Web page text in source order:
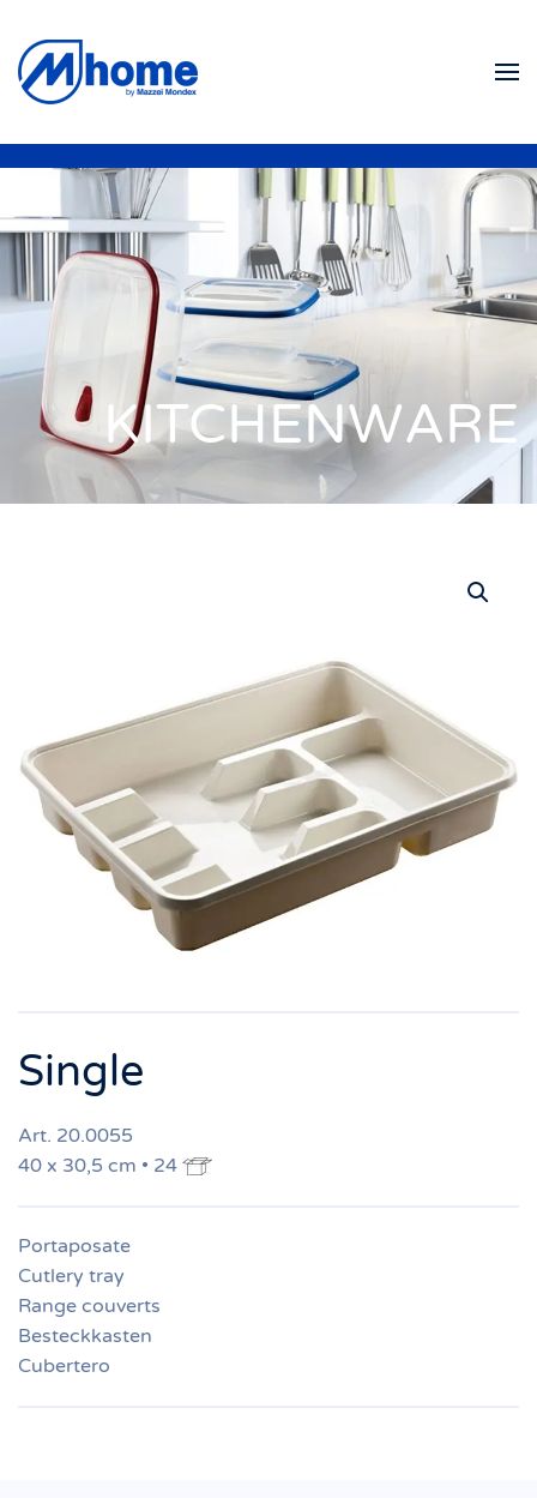
Skip to main content
KITCHENWARE
Single
Art. 20.0055
40 x 30,5 cm • 24
Portaposate
Cutlery tray
Range couverts
Besteckkasten
Cubertero